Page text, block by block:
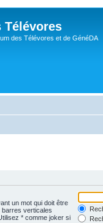
Télévores
des Télévores et de GénéDA
un mot qui doit être
verticales
* comme joker si